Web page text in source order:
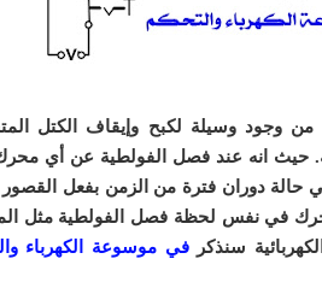
من وجود وسيلة لكبح وإيقاف الكتل
حيث انه عند فصل الفولطية عن أي
دوران فترة من الزمن بفعل
في نفس لحظة فصل الفولطية مثل
سنذكرفي موسوعة الكهرباء